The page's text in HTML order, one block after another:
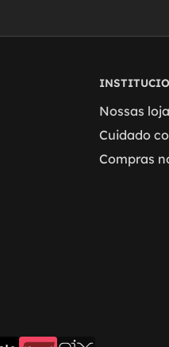
Nossas
Cuidado
Compras